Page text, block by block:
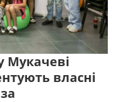
Мукачеві
власні